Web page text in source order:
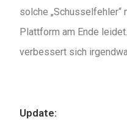
solche „Schusselfehler“
Plattform am Ende
verbessert sich
Update: